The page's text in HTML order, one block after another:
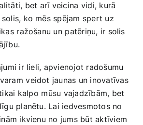
bet⁢ arī veicina⁢ vidi, kurā
ko mēs ‍spējam spert uz
⁣ražošanu un ⁣patēriņu, ir solis
ir lieli, apvienojot radošumu
⁢veidot jaunas un inovatīvas
⁢kalpo ⁤mūsu vajadzībām, bet
planētu. Lai iedvesmotos no
ikvienu no jums būt aktīviem